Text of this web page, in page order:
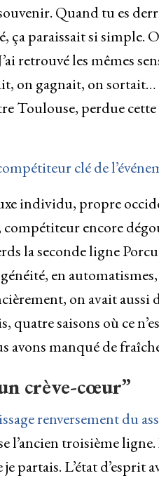
Quand tu es
ça paraissait si
retrouvé les mêmes
on gagnait, on
Toulouse, perdue cette
clé de
individu, propre
encore
la seconde ligne
en
on avait
quatre saisons où ce
avons manqué de
crève-cœur”
renversement du
l’ancien troisième
partais. L’état d’esprit